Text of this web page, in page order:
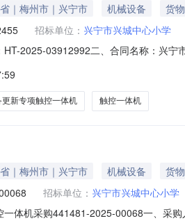
｜梅州市｜兴宁市 机械设备
货物
招标单位： 兴宁市兴城中心小学
HT-2025-03912992二、合同名称：兴
威视数字技术股份有限公司地址：杭州
新专项触控一体机 触控一体机
｜梅州市｜兴宁市 机械设备
货物
招标单位： 兴宁市兴城中心小学
一体机采购441481-2025-00068一、采